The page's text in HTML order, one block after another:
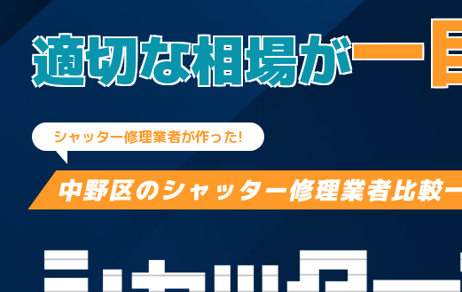
適切な相場が一
シャッター修理業者が作った!
中野区のシャッター修理業者比較